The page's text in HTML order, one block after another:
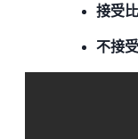
接受
不接